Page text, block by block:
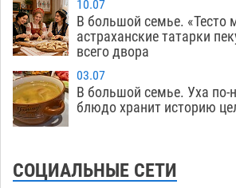
18:00
Завтра астраханцы
экстремальной
17:09
Астраханский котлован с
плодородию Харабалинского
16:24
Игорь Редькин
10.07
В большой семье. «Тесто
астраханские татарки
всего двора
03.07
В большой семье. Уха
блюдо хранит историю
СОЦИАЛЬНЫЕ СЕТИ